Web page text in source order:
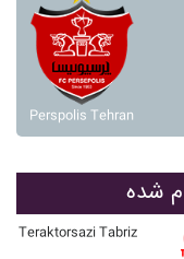
Perspolis Tehran
شده
Teraktorsazi Tabriz